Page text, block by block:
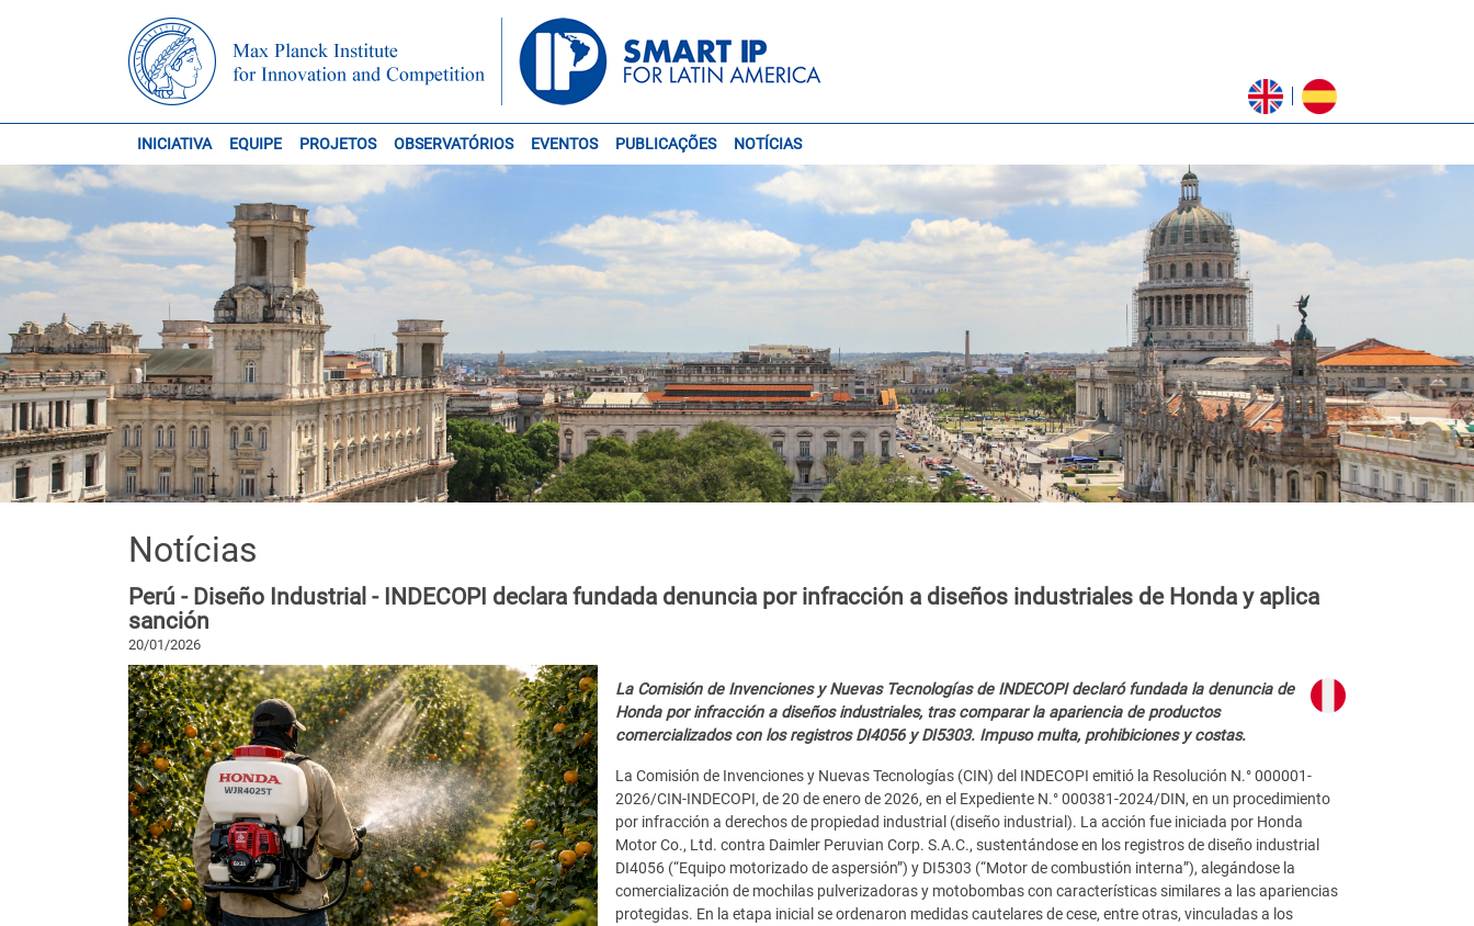
INICIATIVA EQUIPE PROJETOS OBSERVATÓRIOS EVENTOS PUBLICAÇÕES NOTÍCIAS
Notícias
Perú - Diseño Industrial - INDECOPI declara fundada denuncia por infracción a diseños industriales de Honda y aplica
sanción
20/01/2026
La Comisión de Invenciones y Nuevas Tecnologías de INDECOPI declaró fundada la denuncia de
Honda por infracción a diseños industriales, tras comparar la apariencia de productos
comercializados con los registros DI4056 y DI5303. Impuso multa, prohibiciones y costas.
La Comisión de Invenciones y Nuevas Tecnologías (CIN) del INDECOPI emitió la Resolución N.° 000001-
2026/CIN-INDECOPI, de 20 de enero de 2026, en el Expediente N.° 000381-2024/DIN, en un procedimiento
por infracción a derechos de propiedad industrial (diseño industrial). La acción fue iniciada por Honda
Motor Co., Ltd. contra Daimler Peruvian Corp. S.A.C., sustentándose en los registros de diseño industrial
DI4056 (“Equipo motorizado de aspersión”) y DI5303 (“Motor de combustión interna”), alegándose la
comercialización de mochilas pulverizadoras y motobombas con características similares a las apariencias
protegidas. En la etapa inicial se ordenaron medidas cautelares de cese, entre otras, vinculadas a los